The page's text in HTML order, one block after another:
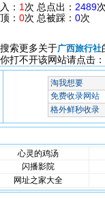
： 1 次 总点出： 2489次
： 0次 总被踩： 0次
索更多关于广西旅行社
打不开该网站请点击：
心灵的鸡汤
闪播影院
网址之家大全